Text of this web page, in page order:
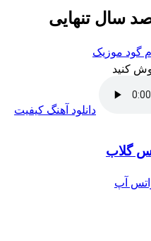
سال تنهایی
گود موزیک
کنید
دانلود آهنگ کیفیت
گلاب
آپ